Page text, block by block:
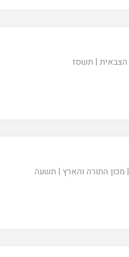
הצבאית | תשסז
| מכון התורה והארץ | תשעה